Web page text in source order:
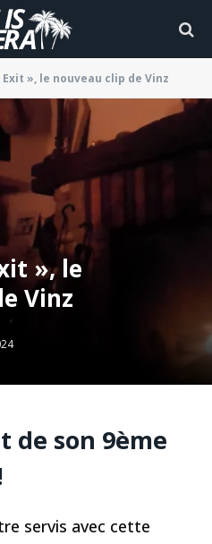
», le nouveau clip de Vinz
», le
Vinz
son 9ème
servis avec cette